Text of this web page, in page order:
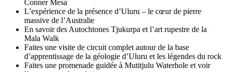
Conner Mesa
L’expérience de la présence d’Uluru – le cœur de pierre
massive de l’Australie
En savoir des Autochtones Tjukurpa et l’art rupestre de la
Mala Walk
Faites une visite de circuit complet autour de la base
d’apprentissage de la géologie d’Uluru et les légendes du rock
Faites une promenade guidée à Mutitjulu Waterhole et voir